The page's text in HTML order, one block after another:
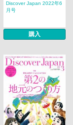
Discover Japan 2022年6
月号
購入